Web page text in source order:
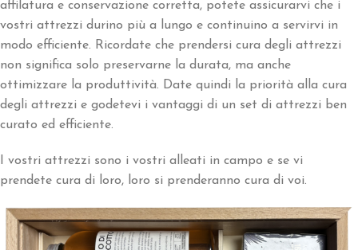
affilatura e conservazione corretta, potete assicurarvi che i
vostri attrezzi durino più a lungo e continuino a servirvi in
modo efficiente. Ricordate che prendersi cura degli attrezzi
non significa solo preservarne la durata, ma anche
ottimizzare la produttività. Date quindi la priorità alla cura
degli attrezzi e godetevi i vantaggi di un set di attrezzi ben
curato ed efficiente.
I vostri attrezzi sono i vostri alleati in campo e se vi
prendete cura di loro, loro si prenderanno cura di voi.